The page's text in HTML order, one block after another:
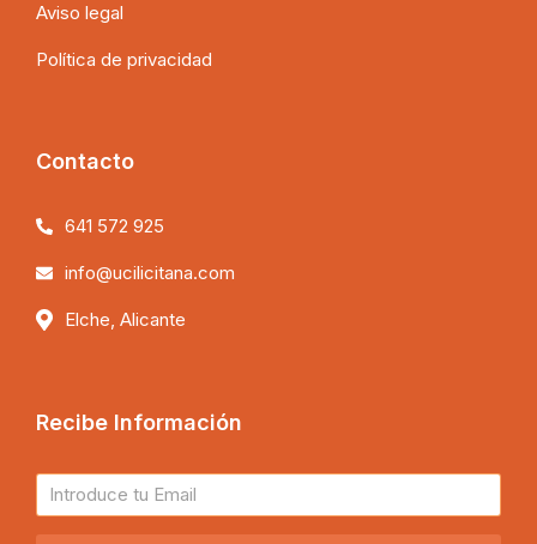
Aviso legal
Política de privacidad
Contacto
641 572 925
info@ucilicitana.com
Elche, Alicante
Recibe Información